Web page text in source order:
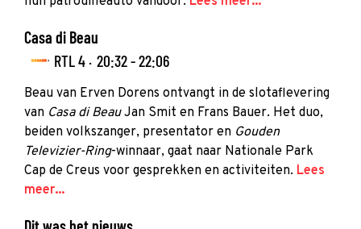
Casa di Beau
RTL 4 · 20:32 - 22:06
Beau van Erven Dorens ontvangt in de slotaflevering
van Casa di BeauJan Smit en Frans Bauer. Het duo,
beiden volkszanger, presentator en Gouden
Televizier-Ring-winnaar, gaat naar Nationale Park
Cap de Creus voor gesprekken en activiteiten. Lees
meer...